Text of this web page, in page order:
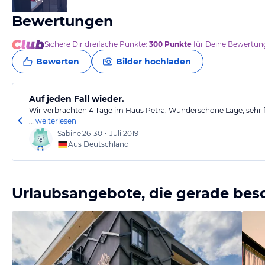
Bewertungen
Sichere Dir dreifache Punkte: 300 Punkte für Deine
Bewerten Bilder hochladen
Auf jeden Fall wieder.
Wir verbrachten 4 Tage im Haus Petra. Wunderschöne Lage,
… weiterlesen
Sabine26-30 • Juli 2019
Aus Deutschland
Urlaubsangebote, die gerade